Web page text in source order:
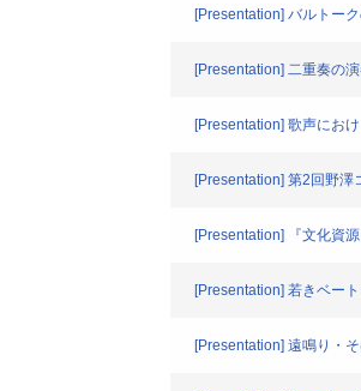
[Presentation] バルトー
[Presentation] 二重奏の
[Presentation] 歌声にお
[Presentation] 第2回野澤
[Presentation] 『文化資
[Presentation] 若きベー
[Presentation] 遠鳴り・